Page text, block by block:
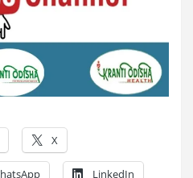
X
LinkedIn